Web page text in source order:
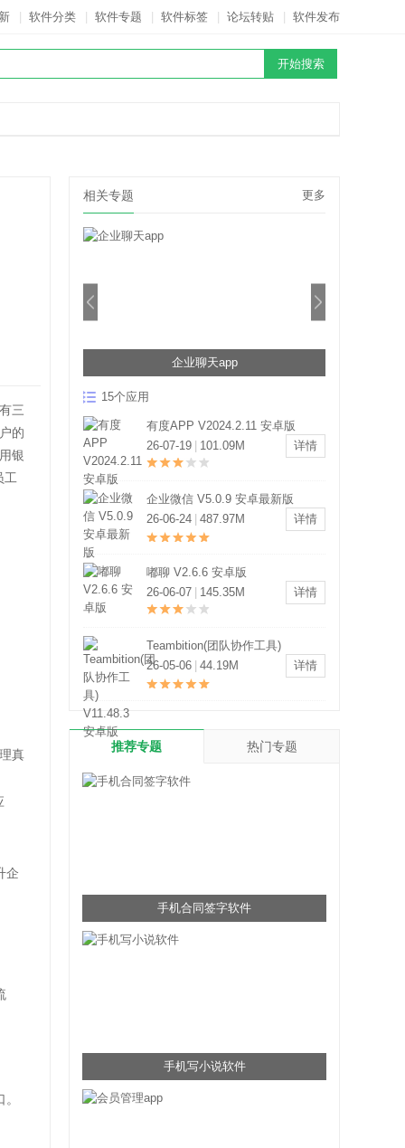
软件分类 软件专题 软件标签 论坛转贴 软件发布
三
的
银
工
真
企
相关专题 更多
安卓实用软件排行榜前十名
9个应用
淘宝客户端 V10.64.20 安卓最新版
26-07-24
89.37M 详情
拼多多2026手机版 V8.17.0 安卓版
26-07-22 24.75M 详情
美团手机版 V12.62.204 安卓官方
版
26-07-22 91.68M 详情
支付宝手机版 V12.12.8.8000 安卓
官方版
26-07-22 167.56M 详情
推荐专题 热门专题
手机合同签字软件
手机写小说软件